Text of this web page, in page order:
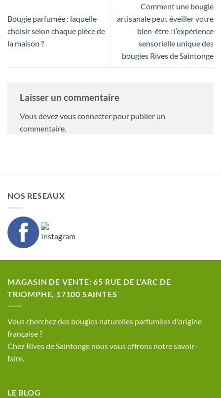
Bougie parfumée : laquelle
choisir selon chaque pièce de
la maison ?
Comment une bougie
artisanale peut éveiller votre
bien-être : l’expérience
sensorielle unique des
bougies Rives de Saintonge
Laisser un commentaire
Vous devezvous connecter pour publier un
commentaire.
NOS RESEAUX
MAGASIN DE VENTE: 65 RUE DE L'ARC DE
TRIOMPHE, 17100 SAINTES
​Vous cherchez des bougies naturelles parfumées d'origine
française ?
Chez Rives de Saintonge nous vous offrons notre savoir-
faire.
LE BLOG